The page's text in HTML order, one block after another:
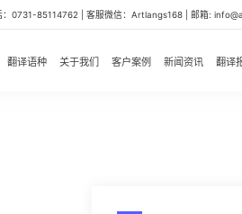
：0731-85114762 | 客服微信：Artlangs168 | 邮箱:
翻译语种 关于我们 客户案例 新闻资讯 翻译